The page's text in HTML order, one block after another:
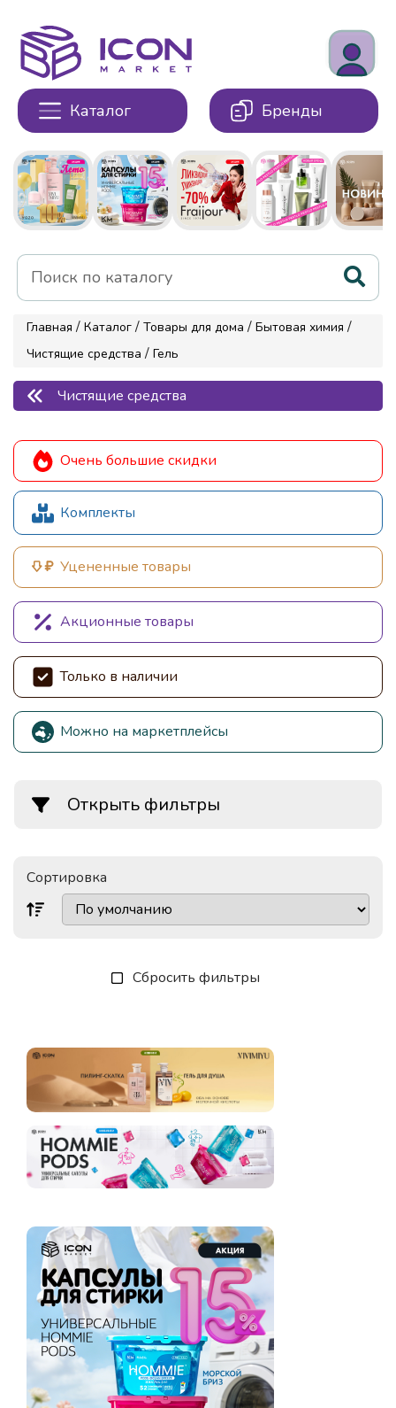
Каталог Бренды
Главная / Каталог / Товары для дома / Бытовая химия /
Чистящие средства / Гель
Чистящие средства
Очень большие скидки
Комплекты
Уцененные товары
Акционные товары
Только в наличии
Можно на маркетплейсы
Открыть фильтры
Сортировка
Сбросить фильтры